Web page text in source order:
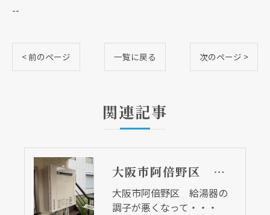
--
< 前のページ 一覧に戻る 次のページ >
関連記事
大阪市阿倍野区 給湯器の調子が悪くなって・・・
大阪市阿倍野区 給湯器の
調子が悪くなって・・・